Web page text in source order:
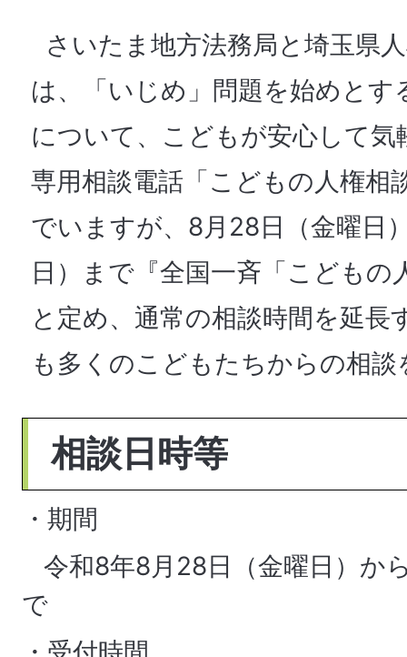
さいたま地方法務局と埼玉県
は、「いじめ」問題を始めとす
について、こどもが安心して
専用相談電話「こどもの人権相
でいますが、8月28日（金曜日
日）まで『全国一斉「こどもの
と定め、通常の相談時間を延長
も多くのこどもたちからの相
相談日時等
・期間
令和8年8月28日（金曜日）か
で